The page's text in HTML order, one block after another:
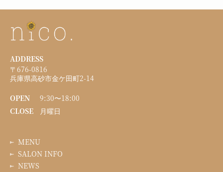
ADDRESS
〒676-0816
兵庫県高砂市金ケ田町2-14
OPEN
9:30〜18:00
CLOSE
月曜日
MENU
SALON INFO
NEWS